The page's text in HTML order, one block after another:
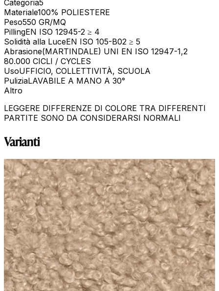
Categoria5
Materiale100% POLIESTERE
Peso550 GR/MQ
PillingEN ISO 12945-2 ≥ 4
Solidità alla LuceEN ISO 105-B02 ≥ 5
Abrasione(MARTINDALE) UNI EN ISO 12947-1,2
80.000 CICLI / CYCLES
UsoUFFICIO, COLLETTIVITÀ, SCUOLA
PuliziaLAVABILE A MANO A 30°
Altro
LEGGERE DIFFERENZE DI COLORE TRA DIFFERENTI
PARTITE SONO DA CONSIDERARSI NORMALI
Varianti